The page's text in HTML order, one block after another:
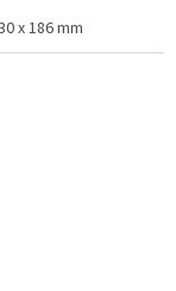
x 186 mm